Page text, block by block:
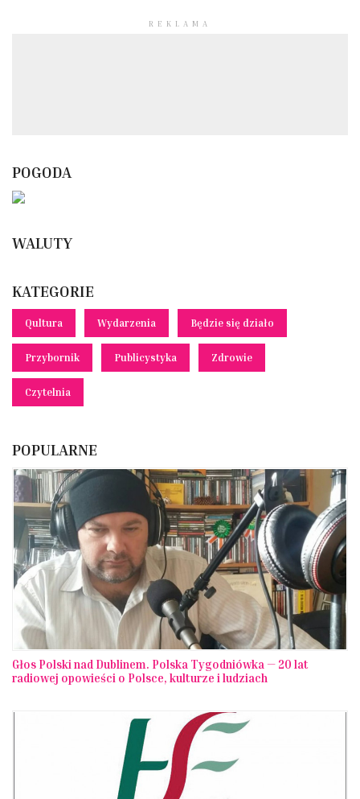
REKLAMA
POGODA
WALUTY
KATEGORIE
Qultura Wydarzenia Będzie się działo
Przybornik Publicystyka Zdrowie
Czytelnia
POPULARNE
Głos Polski nad Dublinem. Polska Tygodniówka — 20 lat
radiowej opowieści o Polsce, kulturze i ludziach